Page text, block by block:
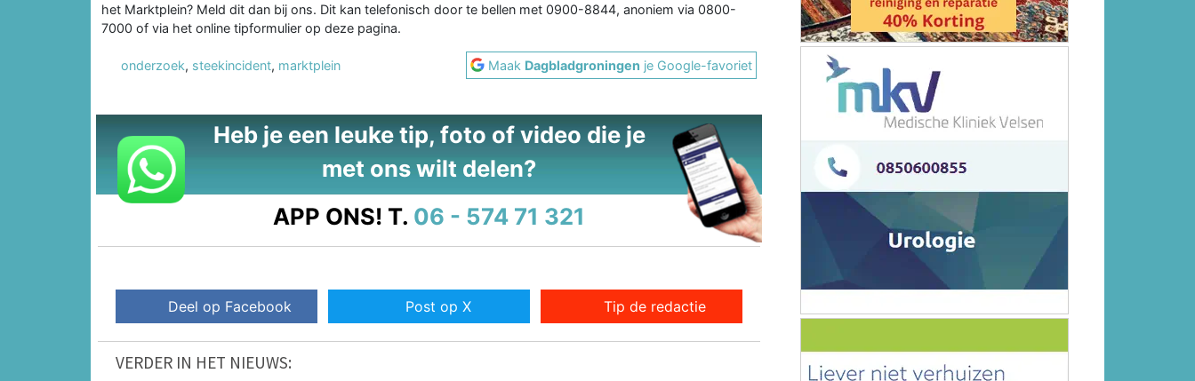
het Marktplein? Meld dit dan bij ons. Dit kan telefonisch door te bellen met 0900-8844, anoniem via 0800-
7000 of via het online tipformulier op deze pagina.
onderzoek, steekincident, marktplein Maak Dagbladgroningen je Google-favoriet
Heb je een leuke tip, foto of video die je
met ons wilt delen?
APP ONS! T. 06 - 574 71 321
Deel op Facebook Post op X Tip de redactie
VERDER IN HET NIEUWS: